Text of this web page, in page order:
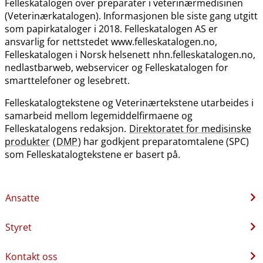
Felleskatalogen over preparater i veterinærmedisinen
(Veterinærkatalogen). Informasjonen ble siste gang utgitt
som papirkataloger i 2018. Felleskatalogen AS er
ansvarlig for nettstedet www.felleskatalogen.no,
Felleskatalogen i Norsk helsenett nhn.felleskatalogen.no,
nedlastbarweb, webservicer og Felleskatalogen for
smarttelefoner og lesebrett.
Felleskatalogtekstene og Veterinærtekstene utarbeides i
samarbeid mellom legemiddelfirmaene og
Felleskatalogens redaksjon. Direktoratet for medisinske
produkter (DMP) har godkjent preparatomtalene (SPC)
som Felleskatalogtekstene er basert på.
Ansatte
Styret
Kontakt oss